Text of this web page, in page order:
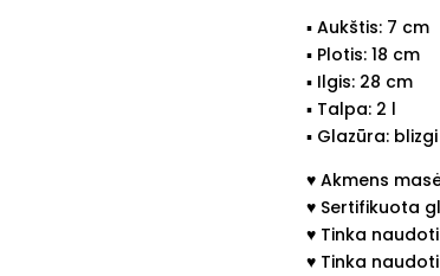
▪︎ Aukštis: 7 cm
▪︎ Plotis: 18 cm
▪︎ Ilgis: 28 cm
▪︎ Talpa: 2 l
▪︎ Glazūra: blizgi
♥︎ Akmens
♥︎ Sertifikuota
♥︎ Tinka
♥︎ Tinka